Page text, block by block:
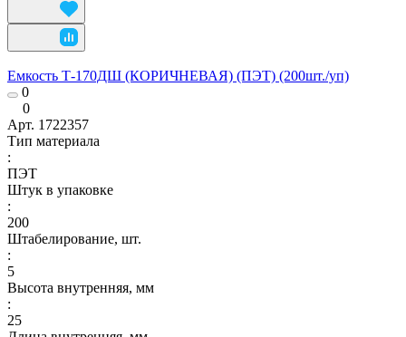
Емкость Т-170ДШ (КОРИЧНЕВАЯ) (ПЭТ) (200шт./уп)
0
0
Арт. 1722357
Тип материала
:
ПЭТ
Штук в упаковке
:
200
Штабелирование, шт.
:
5
Высота внутренняя, мм
:
25